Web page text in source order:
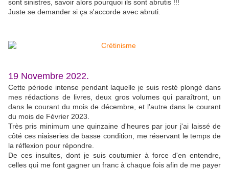
sont sinistres, savoir alors pourquoi ils sont abrutis !!!
Juste se demander si ça s'accorde avec abruti.
19 Novembre 2022.
Cette période intense pendant laquelle je suis resté plongé dans
mes rédactions de livres, deux gros volumes qui paraîtront, un
dans le courant du mois de décembre, et l'autre dans le courant
du mois de Février 2023.
Très pris minimum une quinzaine d'heures par jour j'ai laissé de
côté ces niaiseries de basse condition, me réservant le temps de
la réflexion pour répondre.
De ces insultes, dont je suis coutumier à force d'en entendre,
celles qui me font gagner un franc à chaque fois afin de me payer